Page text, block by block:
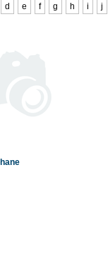
d e f g h i j